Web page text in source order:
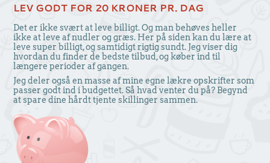
LEV GODT FOR 20 KRONER PR. DAG
Det er ikke svært at leve billigt. Og man behøves heller
ikke at leve af nudler og græs. Her på siden kan du lære at
leve super billigt, og samtidigt rigtig sundt. Jeg viser dig
hvordan du finder de bedste tilbud, og køber ind til
længere perioder af gangen.
Jeg deler også en masse af mine egne lækre opskrifter som
passer godt ind i budgettet. Så hvad venter du på? Begynd
at spare dine hårdt tjente skillinger sammen.